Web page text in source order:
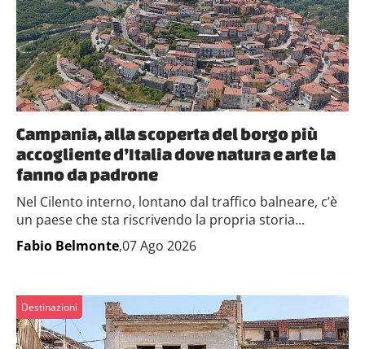
Campania, alla scoperta del borgo più
accogliente d’Italia dove natura e arte la
fanno da padrone
Nel Cilento interno, lontano dal traffico balneare, c’è
un paese che sta riscrivendo la propria storia...
Fabio Belmonte,07 Ago 2026
Destinazioni